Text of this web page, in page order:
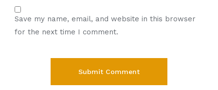
Save my name, email, and website in this browser
for the next time I comment.